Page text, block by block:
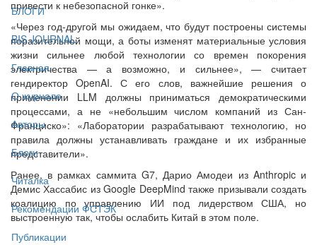
БЛОГИ
BIS JOURNAL
Главная
О журнале
Авторы
Блоги
Читалка
Рекомендации ФСТЭК
Публикации
привести к небезопасной гонке».
«Через год-другой мы ожидаем, что будут построены системы
поразительной мощи, а боты изменят материальные условия
жизни сильнее любой технологии со времен покорения
электричества — а возможно, и сильнее», — считает
гендиректор OpenAI. С его слов, важнейшие решения о
применении LLM должны приниматься демократическими
процессами, а не «небольшим числом компаний из Сан-
Франциско»: «Лаборатории разрабатывают технологию, но
правила должны устанавливать граждане и их избранные
представители».
Ранее, в рамках саммита G7, Дарио Амодеи из Anthropic и
Демис Хассабис из Google DeepMind также призывали создать
коалицию по управлению ИИ под лидерством США, но
выстроенную так, чтобы ослабить Китай в этом поле.